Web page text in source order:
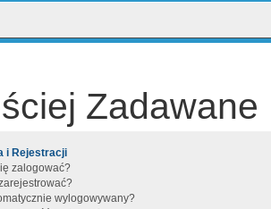
Zadawane
i Rejestracji
zalogować?
wylogowywany?